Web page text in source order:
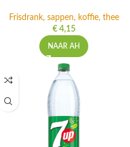
Frisdrank, sappen, koffie, thee
€4,15
NAAR AH